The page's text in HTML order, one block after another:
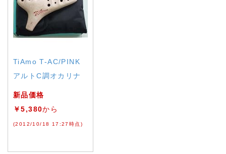
TiAmo T-AC/PINK
アルトC調オカリナ
新品価格
￥5,380から
(2012/10/18 17:27時点)